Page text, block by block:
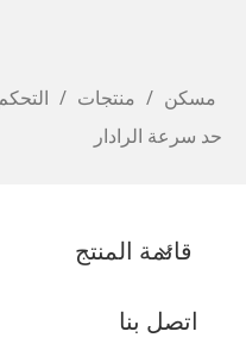
مسكن / منتجات /
حد سرعة الرادار
قائمة المنتج
اتصل بنا